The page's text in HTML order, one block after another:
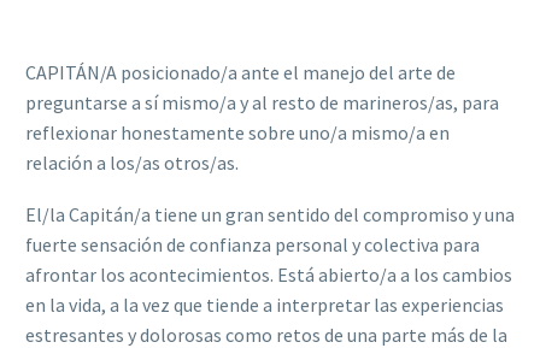
CAPITÁN/A posicionado/a ante el manejo del arte de
preguntarse a sí mismo/a y al resto de marineros/as, para
reflexionar honestamente sobre uno/a mismo/a en
relación a los/as otros/as.
El/la Capitán/a tiene un gran sentido del compromiso y una
fuerte sensación de confianza personal y colectiva para
afrontar los acontecimientos. Está abierto/a a los cambios
en la vida, a la vez que tiende a interpretar las experiencias
estresantes y dolorosas como retos de una parte más de la